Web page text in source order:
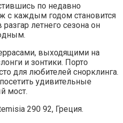
по недавно
с каждым годом становится
летнего сезона он
выходящими на
и зонтики. Порто
для любителей снорклинга.
удивительные
мост.
290 92, Греция.